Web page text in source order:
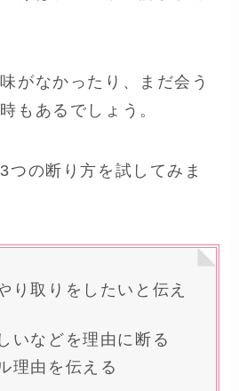
がなかったり、まだ会う
もあるでしょう。
つの断り方を試してみま
り取りをしたいと伝え
いなどを理由に断る
理由を伝える